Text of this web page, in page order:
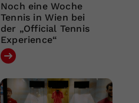
Noch eine Woche
Tennis in Wien bei
der „Official Tennis
Experience“